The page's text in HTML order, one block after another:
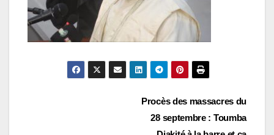
Procès des massacres du
28 septembre : Toumba